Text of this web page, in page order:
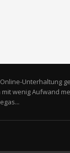
Unterhaltung
wenig Aufwand